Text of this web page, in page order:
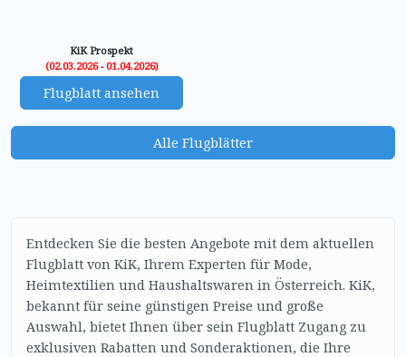
KiK Prospekt
(02.03.2026 - 01.04.2026)
Flugblatt ansehen
Alle Flugblätter
Entdecken Sie die besten Angebote mit dem aktuellen
Flugblatt von KiK, Ihrem Experten für Mode,
Heimtextilien und Haushaltswaren in Österreich. KiK,
bekannt für seine günstigen Preise und große
Auswahl, bietet Ihnen über sein Flugblatt Zugang zu
exklusiven Rabatten und Sonderaktionen, die Ihre